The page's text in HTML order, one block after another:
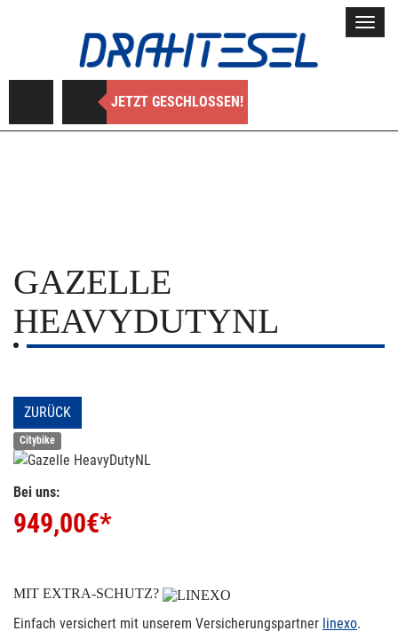
JETZT GESCHLOSSEN!
GAZELLE
HEAVYDUTYNL
ZURÜCK
Citybike
Bei uns:
949,00€*
MIT EXTRA-SCHUTZ?
Einfach versichert mit unserem Versicherungspartner linexo.